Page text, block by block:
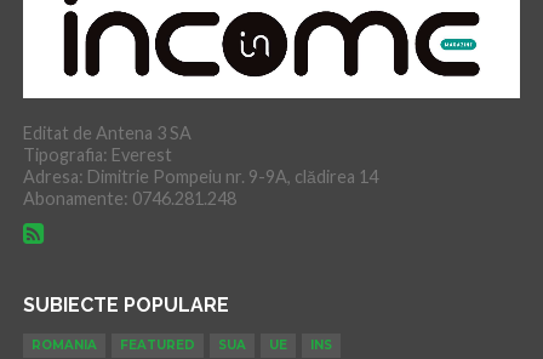
Editat de Antena 3 SA
Tipografia: Everest
Adresa: Dimitrie Pompeiu nr. 9-9A, clădirea 14
Abonamente: 0746.281.248
SUBIECTE POPULARE
ROMANIA FEATURED SUA UE
INS